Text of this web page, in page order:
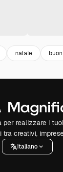
natale
per realizzare i
tra creativi,
Italiano